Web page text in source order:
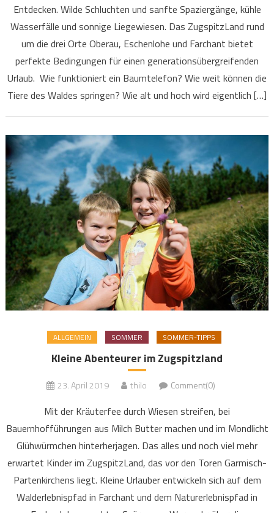
Entdecken. Wilde Schluchten und sanfte Spaziergänge, kühle
Wasserfälle und sonnige Liegewiesen. Das ZugspitzLand rund
um die drei Orte Oberau, Eschenlohe und Farchant bietet
perfekte Bedingungen für einen generationsübergreifenden
Urlaub. Wie funktioniert ein Baumtelefon? Wie weit können die
Tiere des Waldes springen? Wie alt und hoch wird eigentlich […]
ALLGEMEIN SOMMER SOMMER-TIPPS
Kleine Abenteurer im Zugspitzland
23. April 2019 thilo Comment(0)
Mit der Kräuterfee durch Wiesen streifen, bei
Bauernhofführungen aus Milch Butter machen und im Mondlicht
Glühwürmchen hinterherjagen. Das alles und noch viel mehr
erwartet Kinder im ZugspitzLand, das vor den Toren Garmisch-
Partenkirchens liegt. Kleine Urlauber entwickeln sich auf dem
Walderlebnispfad in Farchant und dem Naturerlebnispfad in